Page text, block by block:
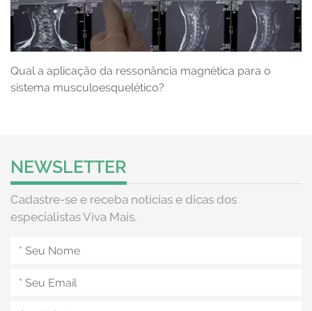
Qual a aplicação da ressonância magnética para o
sistema musculoesquelético?
NEWSLETTER
Cadastre-se e receba notícias e dicas dos
especialistas Viva Mais.